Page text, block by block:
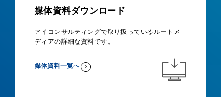
媒体資料ダウンロード
アイコンサルティングで取り扱っているルートメ
ディアの詳細な資料です。
媒体資料一覧へ